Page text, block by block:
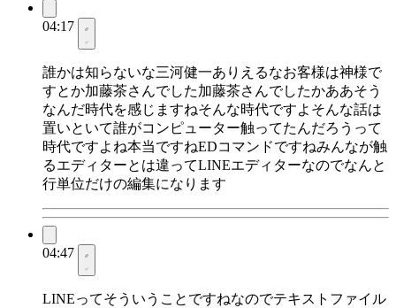
04:17
誰かは知らないな三河健一ありえるなお客様は神様で
すとか加藤茶さんでした加藤茶さんでしたかああそう
なんだ時代を感じますねそんな時代ですよそんな話は
置いといて誰がコンピューター触ってたんだろうって
時代ですよね本当ですねEDコマンドですねみんなが触
るエディターとは違ってLINEエディターなのでなんと
行単位だけの編集になります
04:47
LINEってそういうことですねなのでテキストファイル